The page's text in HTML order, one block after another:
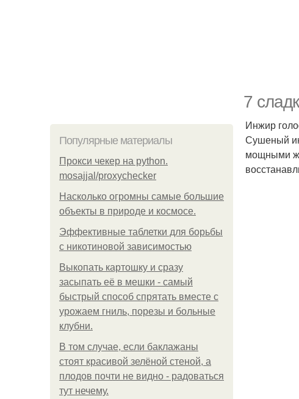
7
Популярные материалы
Прокси чекер на python.
mosajjal/proxychecker
Насколько огромны самые большие
объекты в природе и космосе.
Эффективные таблетки для борьбы
с никотиновой зависимостью
Выкопать картошку и сразу
засыпать её в мешки - самый
быстрый способ спрятать вместе с
урожаем гниль, порезы и больные
клубни.
В том случае, если баклажаны
стоят красивой зелёной стеной, а
плодов почти не видно - радоваться
тут нечему.
Инжир
Сушеный
мощными